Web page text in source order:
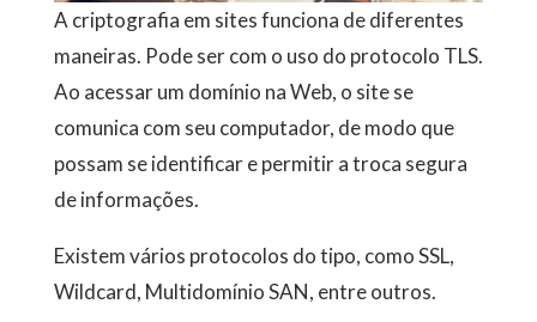
A criptografia em sites funciona de diferentes
maneiras. Pode ser com o uso do protocolo TLS.
Ao acessar um domínio na Web, o site se
comunica com seu computador, de modo que
possam se identificar e permitir a troca segura
de informações.
Existem vários protocolos do tipo, como SSL,
Wildcard, Multidomínio SAN, entre outros.